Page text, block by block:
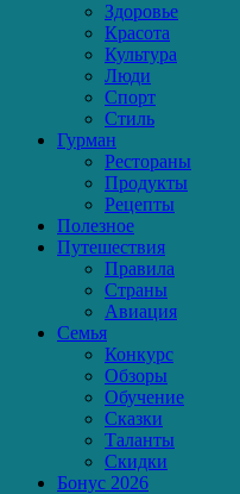
Здоровье
Красота
Культура
Люди
Спорт
Стиль
Гурман
Рестораны
Продукты
Рецепты
Полезное
Путешествия
Правила
Страны
Авиация
Семья
Конкурс
Обзоры
Обучение
Сказки
Таланты
Скидки
Бонус 2026